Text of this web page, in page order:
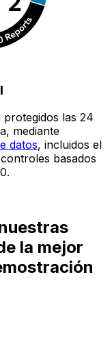
las 24
mediante
datos, incluidos el
basados
la mejor